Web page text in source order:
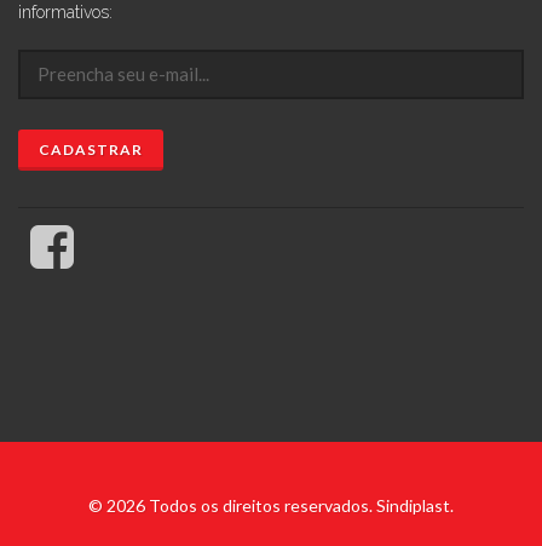
informativos:
© 2026 Todos os direitos reservados. Sindiplast.